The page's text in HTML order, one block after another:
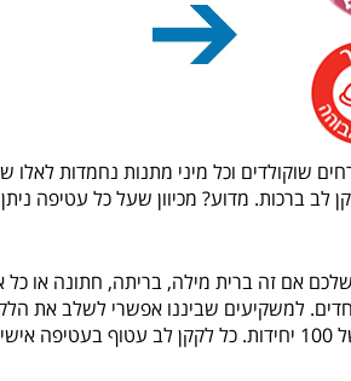
שוקולדים וכל מיני מתנות נחמדות
לב ברכות. מדוע? מכיוון שעל כל עטיפה
אם זה ברית מילה, בריתה, חתונה או כל
למשקיעים שביננו אפשרי לשלב את